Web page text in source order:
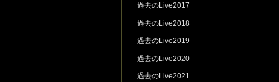
過去のLive2017
過去のLive2018
過去のLive2019
過去のLive2020
過去のLive2021